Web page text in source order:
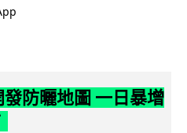
防曬地圖 一日暴增